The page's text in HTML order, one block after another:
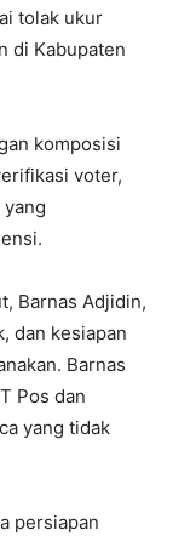
tolak ukur
di Kabupaten
komposisi
voter,
Barnas Adjidin,
dan kesiapan
Barnas
Pos dan
yang tidak
persiapan